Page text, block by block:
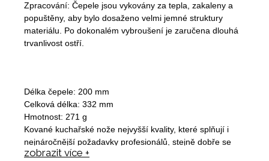
Zpracování: Čepele jsou vykovány za tepla, zakaleny a
popuštěny, aby bylo dosaženo velmi jemné struktury
materiálu. Po dokonalém vybroušení je zaručena dlouhá
trvanlivost ostří.
Délka čepele: 200 mm
Celková délka: 332 mm
Hmotnost: 271 g
Kované kuchařské nože nejvyšší kvality, které splňují i
nejnáročnější požadavky profesionálů, stejně dobře se
však uplatní i v kuchyni běžné domácnosti.
zobrazit více +